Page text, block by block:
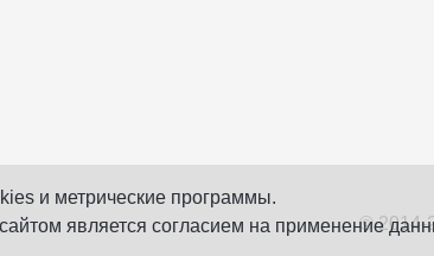
и метрические программы.
является согласием на применение© 2014-